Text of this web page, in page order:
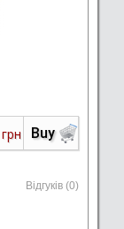
Buy
грн
Відгуків (0)